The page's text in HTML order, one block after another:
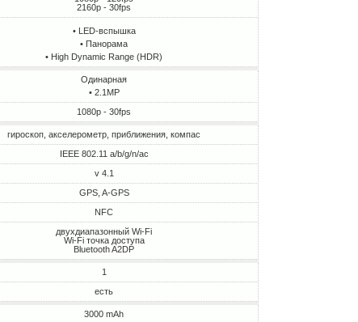
2160p - 30fps
• LED-вспышка
• Панорама
• High Dynamic Range (HDR)
Одинарная
• 2.1MP
1080p - 30fps
гироскоп, акселерометр, приближения, компас
IEEE 802.11 a/b/g/n/ac
v 4.1
GPS, A-GPS
NFC
двухдиапазонный Wi-Fi
Wi-Fi точка доступа
Bluetooth A2DP
1
есть
3000 mAh